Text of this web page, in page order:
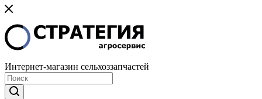
Интернет-магазин сельхоззапчастей